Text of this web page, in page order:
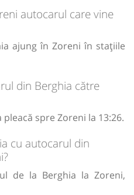
autocarul care vine
ajung în Zoreni în stațiile
din Berghia către
spre Zoreni la 13:26.
cu autocarul din
de la Berghia la Zoreni,